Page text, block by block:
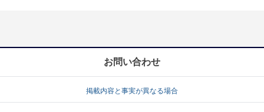
就活ノウハウ・サポート
就活支援
就活ノウハウが満載！ お役立ち記事・相談室など
お問い合わせ
掲載内容と事実が異なる場合